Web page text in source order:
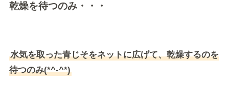
乾燥を待つのみ・・・
水気を取った青じそをネットに広げて、乾燥するのを
待つのみ(*^-^*)